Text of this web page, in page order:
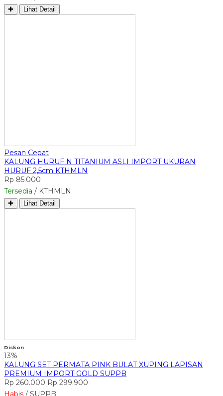
✚ Lihat Detail
Pesan Cepat
KALUNG HURUF N TITANIUM ASLI IMPORT UKURAN
HURUF 2,5cm KTHMLN
Rp 85.000
Tersedia / KTHMLN
✚ Lihat Detail
Diskon
13%
KALUNG SET PERMATA PINK BULAT XUPING LAPISAN
PREMIUM IMPORT GOLD SUPPB
Rp 260.000 Rp 299.900
Habis / SUPPB